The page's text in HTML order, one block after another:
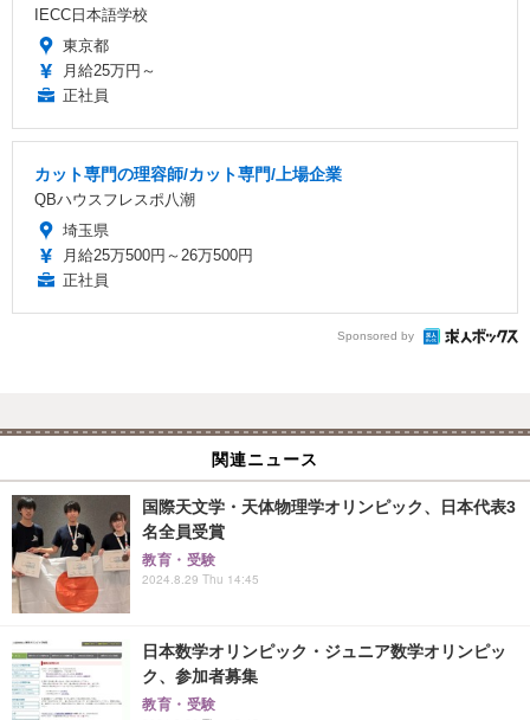
IECC日本語学校
東京都
月給25万円～
正社員
カット専門の理容師/カット専門/上場企業
QBハウスフレスポ八潮
埼玉県
月給25万500円～26万500円
正社員
Sponsored by
関連ニュース
国際天文学・天体物理学オリンピック、日本代表3
名全員受賞
教育・受験
2024.8.29 Thu 14:45
日本数学オリンピック・ジュニア数学オリンピッ
ク、参加者募集
教育・受験